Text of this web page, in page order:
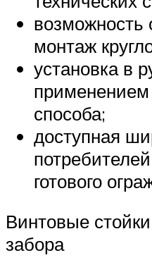
возможность
монтаж
установка в
применением
способа;
доступная
готового
Винтовые
забора